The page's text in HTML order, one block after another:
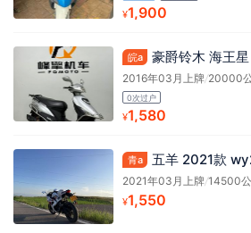
¥1,900
皖a 豪爵铃木 海王
2016年03月上牌/20000
0次过户
¥1,580
青a 五羊 2021款
2021年03月上牌/14500
¥1,550